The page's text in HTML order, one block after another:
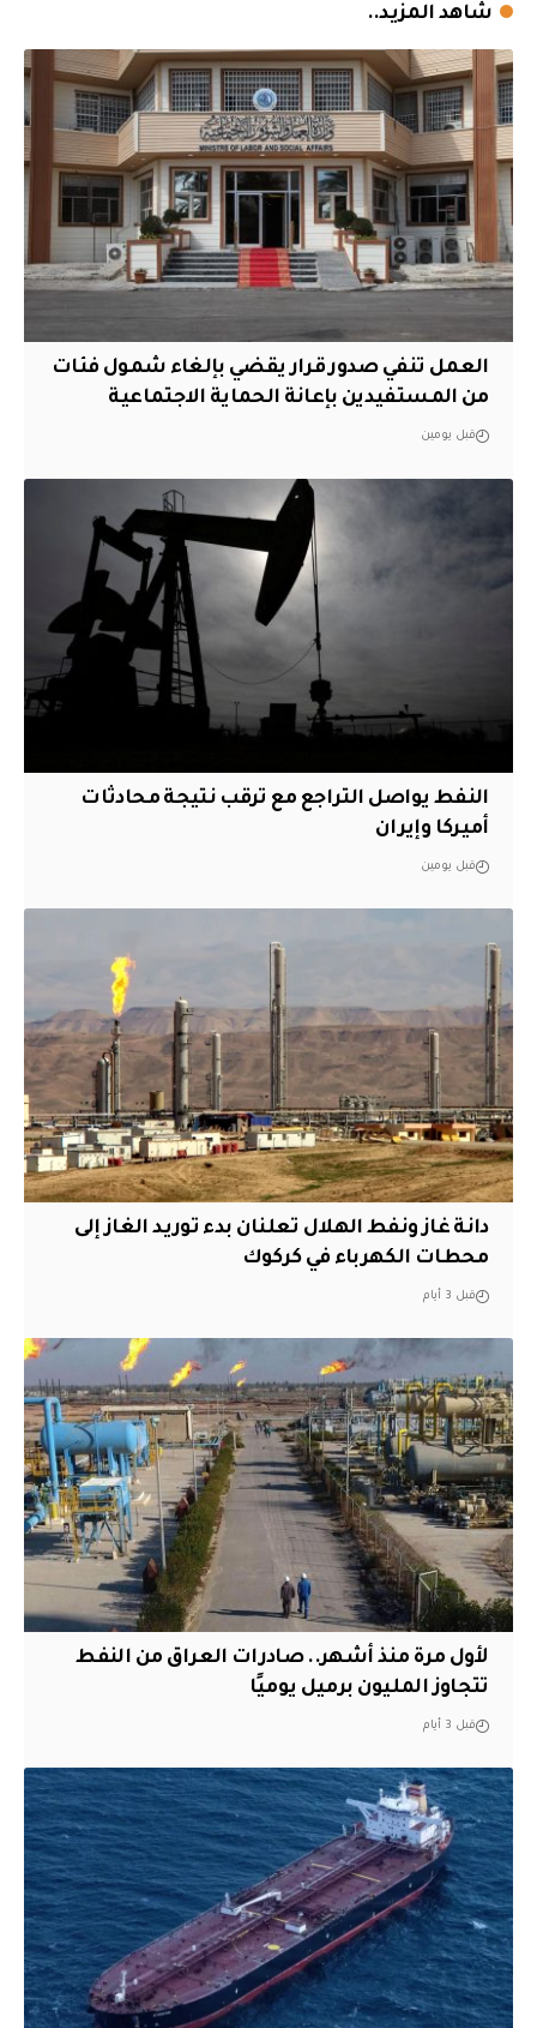
شاهد المزيد..
العمل تنفي صدور قرار يقضي بإلغاء شمول فئات
من المستفيدين بإعانة الحماية الاجتماعية
قبل يومين
النفط يواصل التراجع مع ترقب نتيجة محادثات
أميركا وإيران
قبل يومين
دانة غاز ونفط الهلال تعلنان بدء توريد الغاز إلى
محطات الكهرباء في كركوك
قبل 3 أيام
لأول مرة منذ أشهر.. صادرات العراق من النفط
تتجاوز المليون برميل يوميًا
قبل 3 أيام